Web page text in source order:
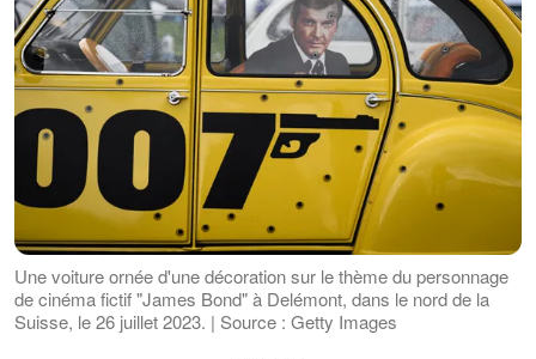
Une voiture ornée d'une décoration sur le thème du personnage
de cinéma fictif "James Bond" à Delémont, dans le nord de la
Suisse, le 26 juillet 2023. | Source : Getty Images